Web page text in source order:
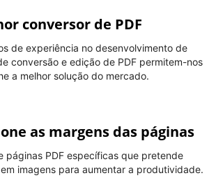
conversor de PDF
de experiência no desenvolvimento de
conversão e edição de PDF permitem-nos
a melhor solução do mercado.
as margens das páginas
páginas PDF específicas que pretende
imagens para aumentar a produtividade.